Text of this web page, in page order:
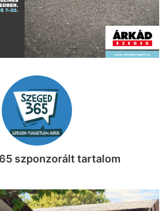
szponzorált tartalom